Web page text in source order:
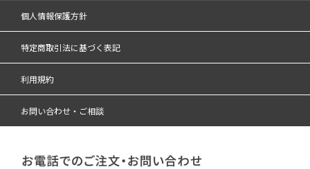
個人情報保護方針
特定商取引法に基づく表記
利用規約
お問い合わせ・ご相談